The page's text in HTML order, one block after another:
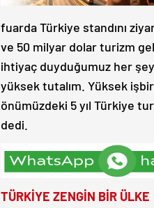
fuarda Türkiye standını
ve 50 milyar dolar turizm
ihtiyaç duyduğumuz her
yüksek tutalım. Yüksek
önümüzdeki 5 yıl Türkiye
dedi.
TÜRKİYE ZENGİN BİR ÜLKE